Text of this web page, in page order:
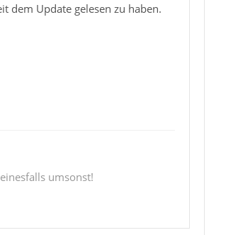
dem Update gelesen zu haben.
umsonst!